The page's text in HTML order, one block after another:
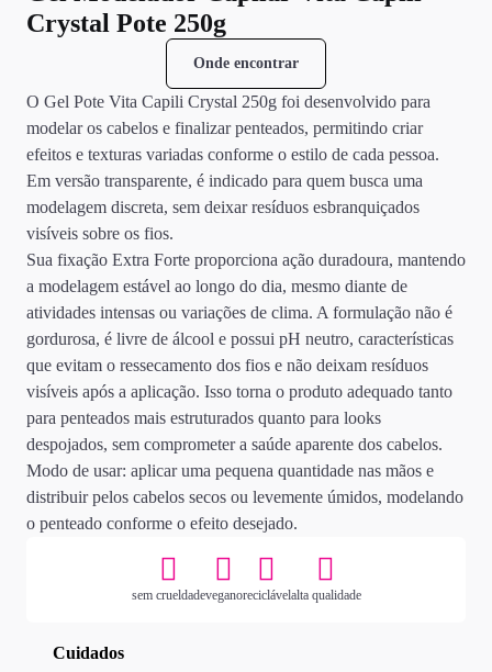
Crystal Pote 250g
Onde encontrar
O Gel Pote Vita Capili Crystal 250g foi desenvolvido para
modelar os cabelos e finalizar penteados, permitindo criar
efeitos e texturas variadas conforme o estilo de cada pessoa.
Em versão transparente, é indicado para quem busca uma
modelagem discreta, sem deixar resíduos esbranquiçados
visíveis sobre os fios.
Sua fixação Extra Forte proporciona ação duradoura, mantendo
a modelagem estável ao longo do dia, mesmo diante de
atividades intensas ou variações de clima. A formulação não é
gordurosa, é livre de álcool e possui pH neutro, características
que evitam o ressecamento dos fios e não deixam resíduos
visíveis após a aplicação. Isso torna o produto adequado tanto
para penteados mais estruturados quanto para looks
despojados, sem comprometer a saúde aparente dos cabelos.
Modo de usar: aplicar uma pequena quantidade nas mãos e
distribuir pelos cabelos secos ou levemente úmidos, modelando
o penteado conforme o efeito desejado.
sem crueldadeveganoreciclávelalta qualidade
Cuidados